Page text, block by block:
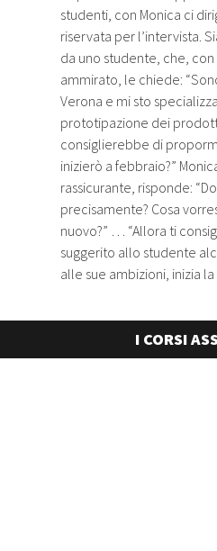
studenti, con Monica ci
riservata per l’intervista.
da uno studente, che, con
ammirato, le chiede:
Verona e mi sto
prototipazione dei
consiglierebbe di
inizierò a febbraio?”
rassicurante, risponde:
precisamente? Cosa
nuovo?” … “Allora ti
suggerito allo studente
alle sue ambizioni, inizia
I CORSI